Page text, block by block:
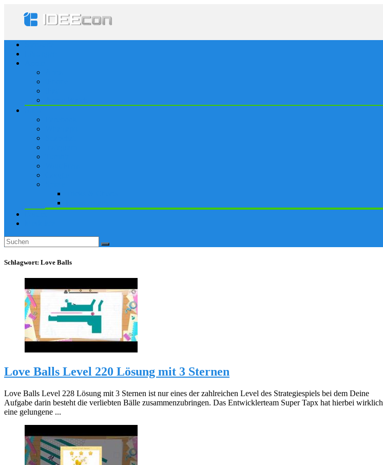
Schlagwort: Love Balls
Love Balls Level 220 Lösung mit 3 Sternen
Love Balls Level 228 Lösung mit 3 Sternen ist nur eines der zahlreichen Level des Strategiespiels bei dem Deine
Aufgabe darin besteht die verliebten Bälle zusammenzubringen. Das Entwicklerteam Super Tapx hat hierbei wirklich
eine gelungene ...